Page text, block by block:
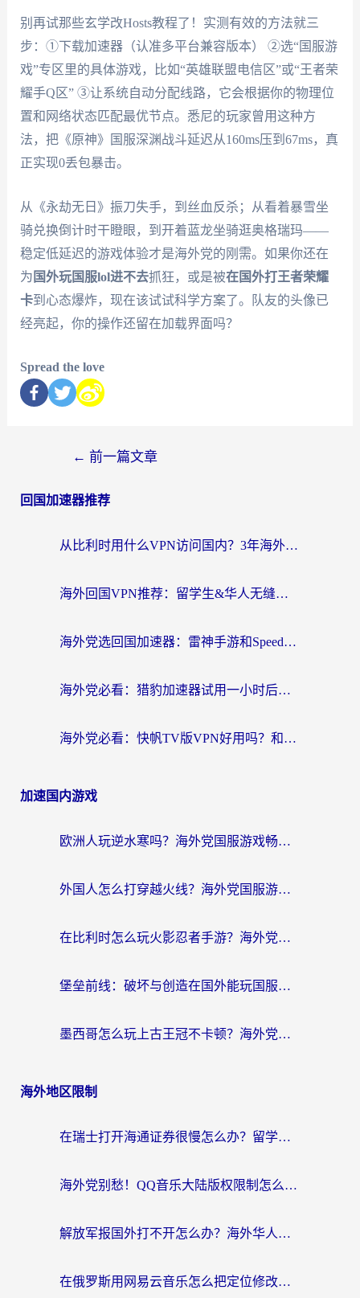
别再试那些玄学改Hosts教程了！实测有效的方法就三
步：①下载加速器（认准多平台兼容版本） ②选“国服游
戏”专区里的具体游戏，比如“英雄联盟电信区”或“王者荣
耀手Q区” ③让系统自动分配线路，它会根据你的物理位
置和网络状态匹配最优节点。悉尼的玩家曾用这种方
法，把《原神》国服深渊战斗延迟从160ms压到67ms，真
正实现0丢包暴击。
从《永劫无日》振刀失手，到丝血反杀；从看着暴雪坐
骑兑换倒计时干瞪眼，到开着蓝龙坐骑逛奥格瑞玛——
稳定低延迟的游戏体验才是海外党的刚需。如果你还在
为 国外玩国服lol进不去抓狂，或是被在国外打王者荣耀
卡到心态爆炸，现在该试试科学方案了。队友的头像已
经亮起，你的操作还留在加载界面吗？
Spread the love
← 前一篇文章
回国加速器推荐
从比利时用什么VPN访问国内？3年海外党亲测有效的无缝回国上网指南
海外回国VPN推荐：留学生&华人无缝访问国内资源的实用指南
海外党选回国加速器：雷神手游和SpeedCN哪个好？附避坑指南
海外党必看：猎豹加速器试用一小时后，我终于找到无缝访问国内资源的正确姿势
海外党必看：快帆TV版VPN好用吗？和畅游VPN对比哪个回国效果更好？附实用选择指南
加速国内游戏
欧洲人玩逆水寒吗？海外党国服游戏畅玩终极指南（附低延迟秘籍）
外国人怎么打穿越火线？海外党国服游戏加速器终极攻略（附3大热门游戏解决方案）
在比利时怎么玩火影忍者手游？海外党亲测有效的国服游戏加速指南
堡垒前线：破坏与创造在国外能玩国服吗？海外玩家国服畅玩终极指南
墨西哥怎么玩上古王冠不卡顿？海外党国服游戏加速器选择全攻略
海外地区限制
在瑞士打开海通证券很慢怎么办？留学生&海外华人的回国加速全攻略
海外党别愁！QQ音乐大陆版权限制怎么破？附咪咕视频、B站地区限制解除全攻略
解放军报国外打不开怎么办？海外华人必备回国加速指南，看奥运拳击、听酷狗音乐全搞定
在俄罗斯用网易云音乐怎么把定位修改到中国国内？海外党听歌自由的钥匙找到了